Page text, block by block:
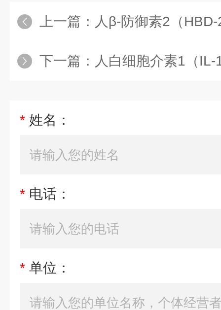
上一篇： 人β-防御素2（
下一篇： 人白细胞介素1（
* 姓名：
* 电话：
* 单位：